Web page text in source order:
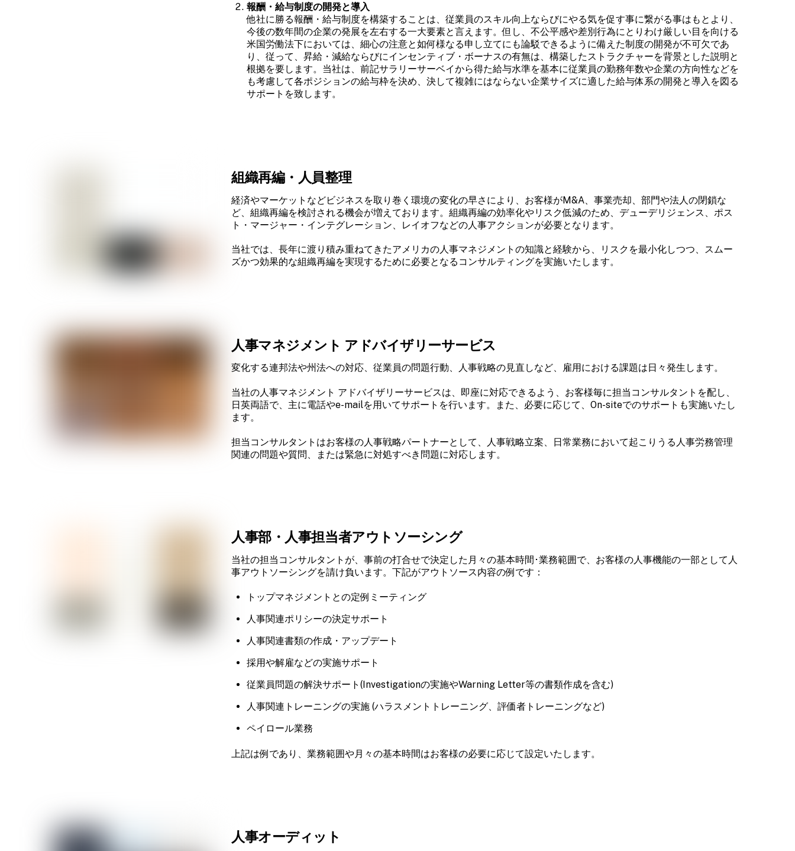
報酬・給与制度の開発と導入
他社に勝る報酬・給与制度を構築することは、従業員のスキル向上ならびにやる気を促す事に繋がる事はもとより、
今後の数年間の企業の発展を左右する一大要素と言えます。但し、不公平感や差別行為にとりわけ厳しい目を向ける
米国労働法下においては、細心の注意と如何様なる申し立てにも論駁できるように備えた制度の開発が不可欠であ
り、従って、昇給・減給ならびにインセンティブ・ボーナスの有無は、構築したストラクチャーを背景とした説明と
根拠を要します。当社は、前記サラリーサーベイから得た給与水準を基本に従業員の勤務年数や企業の方向性などを
も考慮して各ポジションの給与枠を決め、決して複雑にはならない企業サイズに適した給与体系の開発と導入を図る
サポートを致します。
組織再編・人員整理
経済やマーケットなどビジネスを取り巻く環境の変化の早さにより、お客様がM&A、事業売却、部門や法人の閉鎖な
ど、組織再編を検討される機会が増えております。組織再編の効率化やリスク低減のため、デューデリジェンス、ポス
ト・マージャー・インテグレーション、レイオフなどの人事アクションが必要となります。
当社では、長年に渡り積み重ねてきたアメリカの人事マネジメントの知識と経験から、リスクを最小化しつつ、スムー
ズかつ効果的な組織再編を実現するために必要となるコンサルティングを実施いたします。
人事マネジメント アドバイザリーサービス
変化する連邦法や州法への対応、従業員の問題行動、人事戦略の見直しなど、雇用における課題は日々発生します。
当社の人事マネジメント アドバイザリーサービスは、即座に対応できるよう、お客様毎に担当コンサルタントを配し、
日英両語で、主に電話やe-mailを用いてサポートを行います。また、必要に応じて、On-siteでのサポートも実施いたし
ます。
担当コンサルタントはお客様の人事戦略パートナーとして、人事戦略立案、日常業務において起こりうる人事労務管理
関連の問題や質問、または緊急に対処すべき問題に対応します。
人事部・人事担当者アウトソーシング
当社の担当コンサルタントが、事前の打合せで決定した月々の基本時間･業務範囲で、お客様の人事機能の一部として人
事アウトソーシングを請け負います。下記がアウトソース内容の例です：
トップマネジメントとの定例ミーティング
人事関連ポリシーの決定サポート
人事関連書類の作成・アップデート
採用や解雇などの実施サポート
従業員問題の解決サポート(Investigationの実施やWarning Letter等の書類作成を含む)
人事関連トレーニングの実施 (ハラスメントトレーニング、評価者トレーニングなど)
ペイロール業務
上記は例であり、業務範囲や月々の基本時間はお客様の必要に応じて設定いたします。
人事オーディット